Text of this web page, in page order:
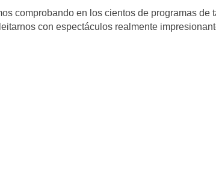
comprobando en los cientos de programas de
con espectáculos realmente